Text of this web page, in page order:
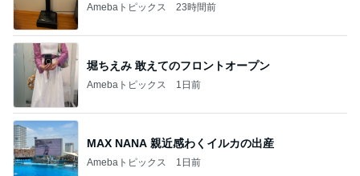
Amebaトピックス 23時間前
堀ちえみ 敢えてのフロントオープン
Amebaトピックス 1日前
MAX NANA 親近感わくイルカの出産
Amebaトピックス 1日前